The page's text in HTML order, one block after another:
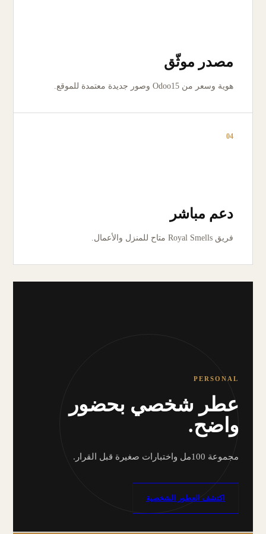
مصدر موثّق
هوية وسعر من Odoo15 وصور جديدة معتمدة للموقع.
04
دعم مباشر
فريق Royal Smells متاح للمنزل والأعمال.
PERSONAL
عطر شخصي بحضور
واضح.
مجموعة 100مل واختبارات صغيرة قبل القرار.
اكتشف العطور الشخصية